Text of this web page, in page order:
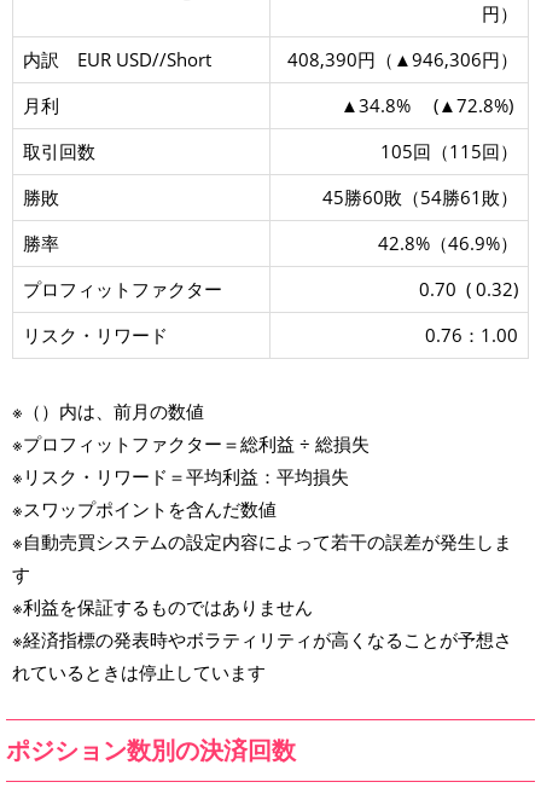
円）
内訳 EUR USD//Short
408,390円（▲946,306円）
月利
▲34.8% (▲72.8%)
取引回数
105回（115回）
勝敗
45勝60敗（54勝61敗）
勝率
42.8%（46.9%）
プロフィットファクター
0.70 ( 0.32)
リスク・リワード
0.76：1.00
※（）内は、前月の数値
※プロフィットファクター＝総利益 ÷ 総損失
※リスク・リワード＝平均利益：平均損失
※スワップポイントを含んだ数値
※自動売買システムの設定内容によって若干の誤差が発生しま
す
※利益を保証するものではありません
※経済指標の発表時やボラティリティが高くなることが予想さ
れているときは停止しています
ポジション数別の決済回数